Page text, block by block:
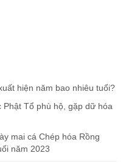
hiện năm bao nhiêu tuổi?
Tổ phù hộ, gặp dữ hóa
mai cá Chép hóa Rồng
năm 2023